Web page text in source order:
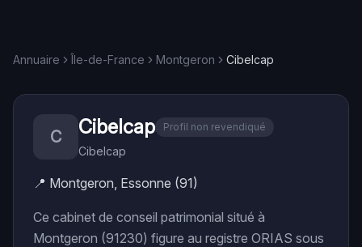
Annuaire Île-de-France Montgeron Cibelcap
C Cibelcap Profil non revendiqué
Cibelcap
📍 Montgeron, Essonne (91)
Ce cabinet de conseil patrimonial situé à
Montgeron (91230) figure au registre ORIAS sous